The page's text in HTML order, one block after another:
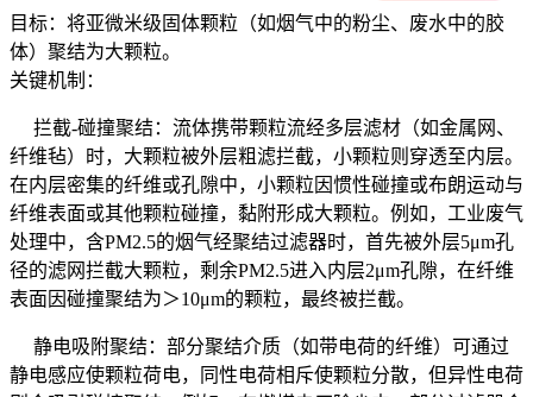
目标：将亚微米级固体颗粒（如烟气中的粉尘、废水中的胶
体）聚结为大颗粒。
关键机制：
拦截-碰撞聚结：流体携带颗粒流经多层滤材（如金属网、
纤维毡）时，大颗粒被外层粗滤拦截，小颗粒则穿透至内层。
在内层密集的纤维或孔隙中，小颗粒因惯性碰撞或布朗运动与
纤维表面或其他颗粒碰撞，黏附形成大颗粒。例如，工业废气
处理中，含PM2.5的烟气经聚结过滤器时，首先被外层5μm孔
径的滤网拦截大颗粒，剩余PM2.5进入内层2μm孔隙，在纤维
表面因碰撞聚结为＞10μm的颗粒，最终被拦截。
静电吸附聚结：部分聚结介质（如带电荷的纤维）可通过
静电感应使颗粒荷电，同性电荷相斥使颗粒分散，但异性电荷